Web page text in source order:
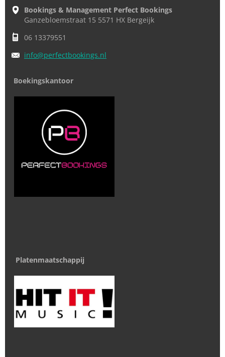
Bookings & Management Perfect Bookings
Ganzebloemstraat 15 5571 HX Bergeijk
06 13379551
info@perfectbookings.nl
Boekingskantoor
Platenmaatschappij